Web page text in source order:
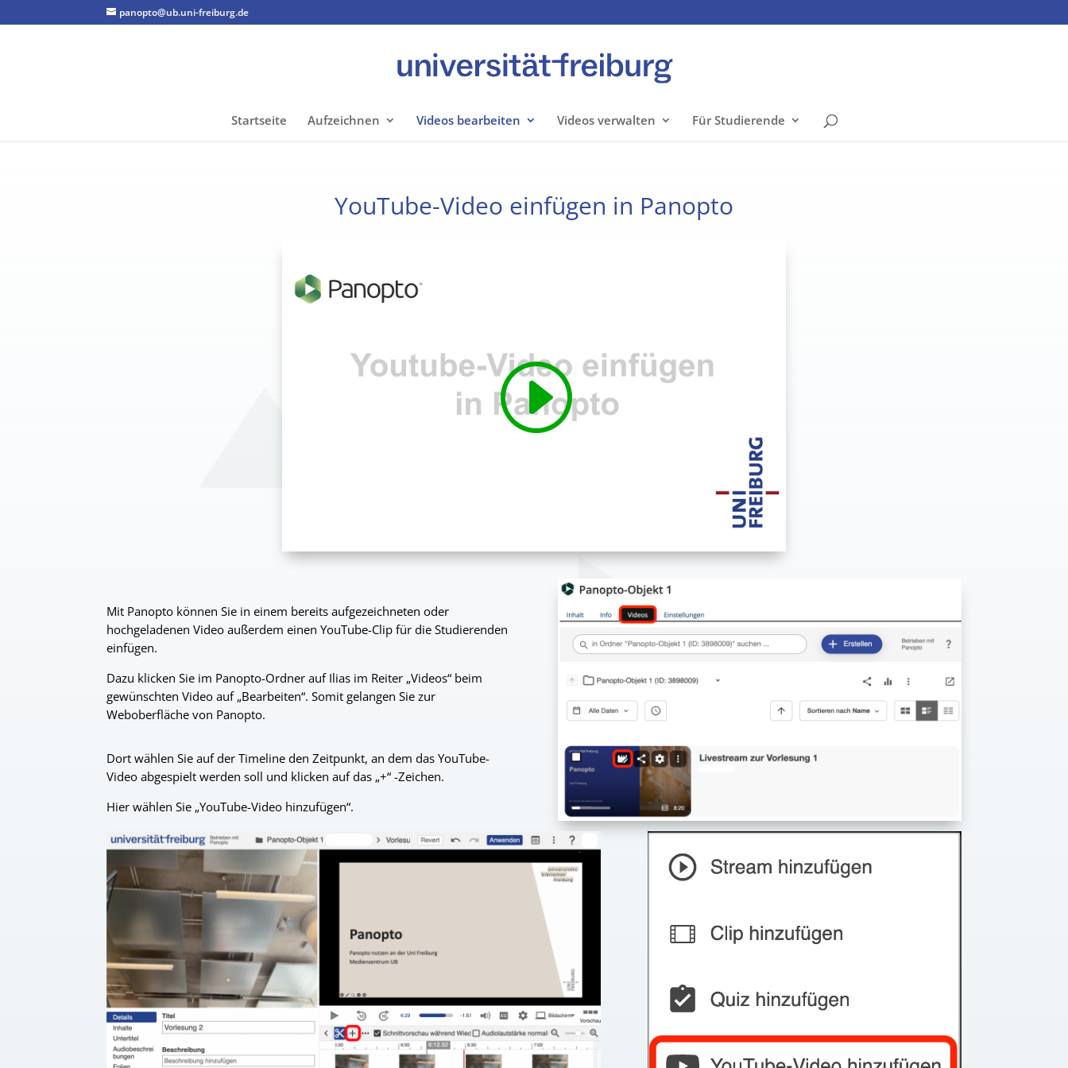
panopto@ub.uni-freiburg.de
Startseite Aufzeichnen Videos bearbeiten Videos verwalten Für Studierende
YouTube-Video einfügen in Panopto
Mit Panopto können Sie in einem bereits aufgezeichneten oder
hochgeladenen Video außerdem einen YouTube-Clip für die Studierenden
einfügen.
Dazu klicken Sie im Panopto-Ordner auf Ilias im Reiter „Videos“ beim
gewünschten Video auf „Bearbeiten“. Somit gelangen Sie zur
Weboberfläche von Panopto.
Dort wählen Sie auf der Timeline den Zeitpunkt, an dem das YouTube-
Video abgespielt werden soll und klicken auf das „+“ -Zeichen.
Hier wählen Sie „YouTube-Video hinzufügen“.